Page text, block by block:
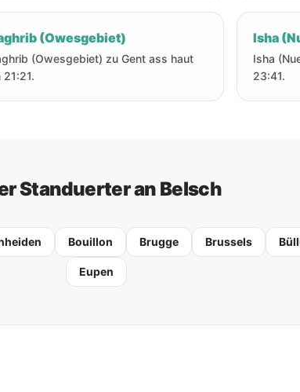
(Owesgebiet)
(Owesgebiet) zu Gent ass haut
21:21.
Isha
Isha
23:41.
Standuerter an Belsch
Bouillon Brugge Brussels
Eupen